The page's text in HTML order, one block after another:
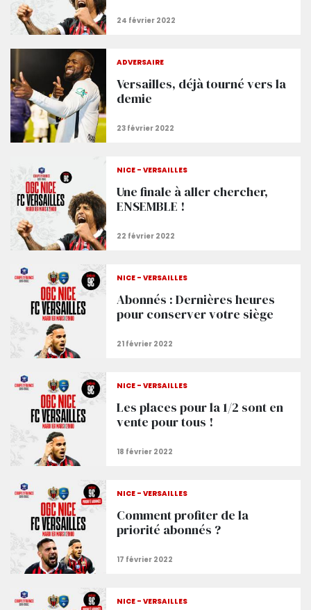
ADVERSAIRE
Versailles, déjà tourné vers la
demie
NICE - VERSAILLES
Une finale à aller chercher,
ENSEMBLE !
NICE - VERSAILLES
Abonnés : Dernières heures
pour conserver votre siège
NICE - VERSAILLES
Les places pour la 1/2 sont en
vente pour tous !
NICE - VERSAILLES
Comment profiter de la
priorité abonnés ?
NICE - VERSAILLES